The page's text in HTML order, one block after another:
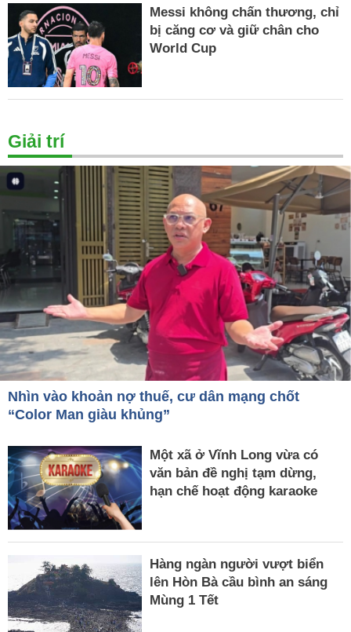
Messi không chấn thương, chỉ
bị căng cơ và giữ chân cho
World Cup
Giải trí
Nhìn vào khoản nợ thuế, cư dân mạng chốt
“Color Man giàu khủng”
Một xã ở Vĩnh Long vừa có
văn bản đề nghị tạm dừng,
hạn chế hoạt động karaoke
Hàng ngàn người vượt biển
lên Hòn Bà cầu bình an sáng
Mùng 1 Tết